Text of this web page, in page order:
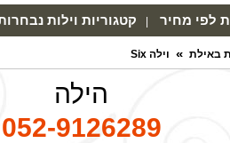
לפי מחיר קטגוריות וילות
באילת וילה Six
הילה
052-9126289